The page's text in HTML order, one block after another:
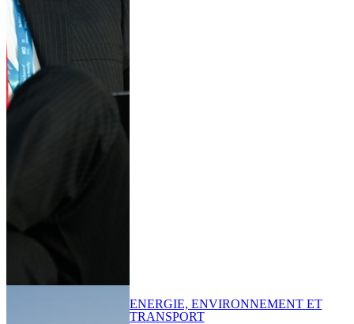
ENERGIE, ENVIRONNEMENT ET
TRANSPORT